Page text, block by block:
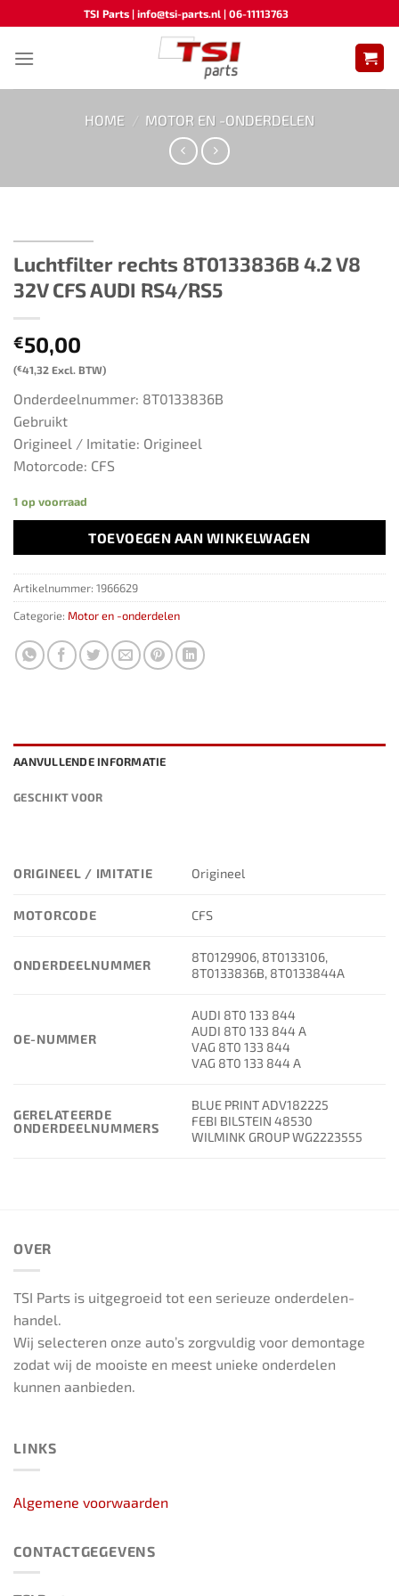
naar
inhoud
TSI Parts | info@tsi-parts.nl | 06-11113763
HOME / MOTOR EN -ONDERDELEN
Luchtfilter rechts 8T0133836B 4.2 V8
32V CFS AUDI RS4/RS5
€50,00
(€41,32 Excl. BTW)
Onderdeelnummer: 8T0133836B
Gebruikt
Origineel / Imitatie: Origineel
Motorcode: CFS
1 op voorraad
TOEVOEGEN AAN WINKELWAGEN
Artikelnummer: 1966629
Categorie: Motor en -onderdelen
AANVULLENDE INFORMATIE
GESCHIKT VOOR
ORIGINEEL / IMITATIE Origineel
MOTORCODE CFS
ONDERDEELNUMMER
8T0129906, 8T0133106,
8T0133836B, 8T0133844A
OE-NUMMER
AUDI 8T0 133 844
AUDI 8T0 133 844 A
VAG 8T0 133 844
VAG 8T0 133 844 A
GERELATEERDE
ONDERDEELNUMMERS
BLUE PRINT ADV182225
FEBI BILSTEIN 48530
WILMINK GROUP WG2223555
OVER
TSI Parts is uitgegroeid tot een serieuze onderdelen-
handel.
Wij selecteren onze auto’s zorgvuldig voor demontage
zodat wij de mooiste en meest unieke onderdelen
kunnen aanbieden.
LINKS
Algemene voorwaarden
CONTACTGEGEVENS